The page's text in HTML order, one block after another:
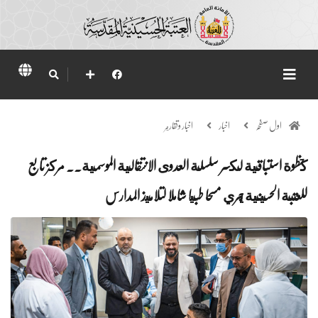
اول صفحہ اخبار اخبار وتقارير
كخطوة استباقية لكسر سلسلة العدوى الانتقالية الموسمية.. مركز تابع
للعتبة الحسينية يجري مسحا طبيا شاملا لتلاميذ المدارس